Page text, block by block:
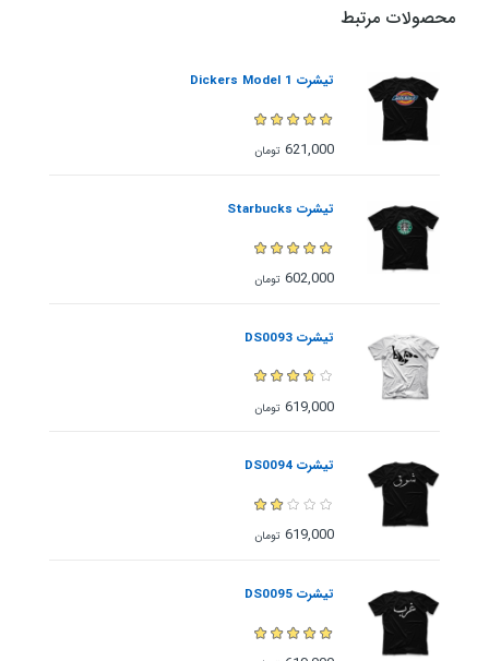
محصولات مرتبط
تیشرت Dickers Model 1
621,000 تومان
تیشرت Starbucks
602,000 تومان
تیشرت DS0093
619,000 تومان
تیشرت DS0094
619,000 تومان
تیشرت DS0095